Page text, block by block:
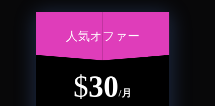
人気オファー
$30/月